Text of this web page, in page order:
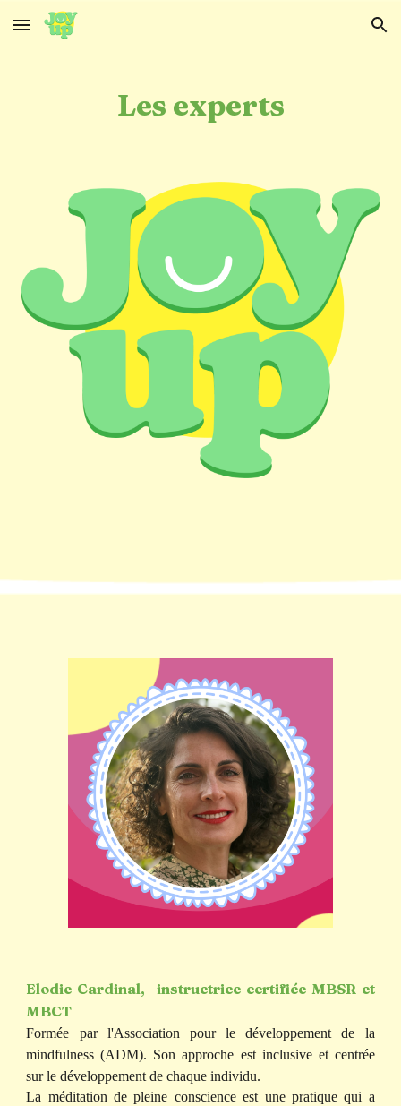
Skip to main content Skip to navigation
Les experts
Elodie Cardinal, instructrice certifiée MBSR et
MBCT
Formée par l'Association pour le développement de la
mindfulness (ADM). Son approche est inclusive et centrée
sur le développement de chaque individu.
La méditation de pleine conscience est une pratique qui a